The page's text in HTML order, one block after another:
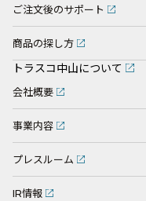
ご注文後のサポート
商品の探し方
トラスコ中山について
会社概要
事業内容
プレスルーム
IR情報